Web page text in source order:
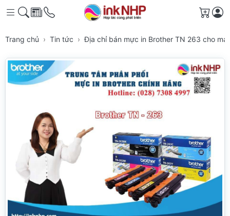
Giỏ
Trang chủ Tin tức Địa chỉ bán mực in Brother TN 263 cho